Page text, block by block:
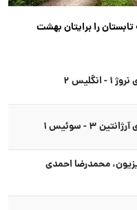
را برایتان بهشت
۲
۳ - سوئیس ۱
محمدرضا احمدی